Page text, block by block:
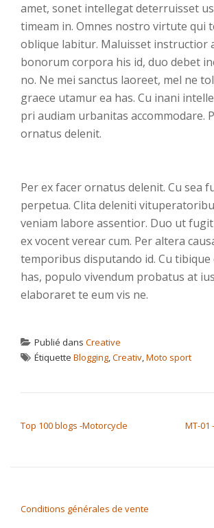
amet, sonet intellegat deterruisset
timeam in. Omnes nostro virtute qui
oblique labitur. Maluisset instructior
bonorum corpora his id, duo debet
no. Ne mei sanctus laoreet, mel ne
graece utamur ea has. Cu inani
pri audiam urbanitas accommodare.
ornatus delenit.
Per ex facer ornatus delenit. Cu sea
perpetua. Clita deleniti
veniam labore assentior. Duo ut
ex vocent verear cum. Per altera
temporibus disputando id. Cu
has, populo vivendum probatus at
elaboraret te eum vis ne.
Publié dans Creative
Étiquette Blogging,Creativ,Moto sport
Top 100 blogs -Motorcycle MT-01
Conditions générales de vente